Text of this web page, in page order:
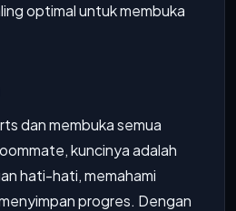
optimal untuk membuka
dan membuka semua
kuncinya adalah
hati-hati, memahami
progres. Dengan